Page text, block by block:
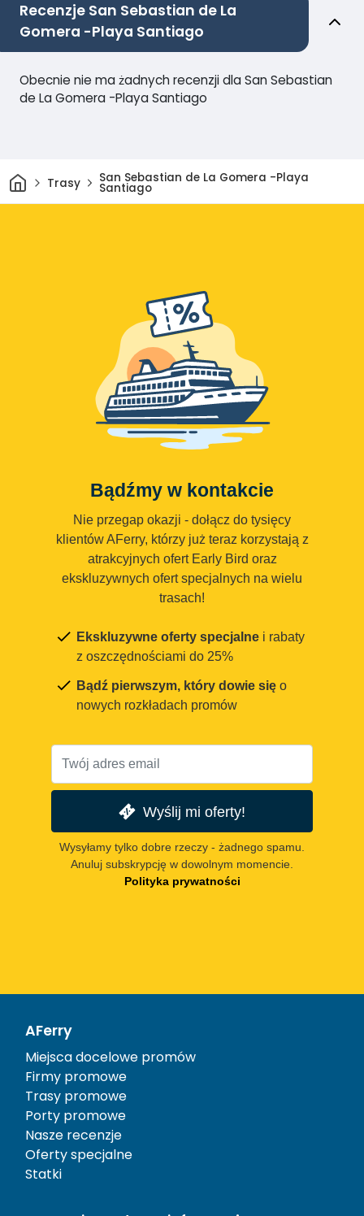
Recenzje San Sebastian de La
Gomera -Playa Santiago
Obecnie nie ma żadnych recenzji dla San Sebastian
de La Gomera -Playa Santiago
DomTrasy San Sebastian de La Gomera -Playa
Santiago
Bądźmy w kontakcie
Nie przegap okazji - dołącz do tysięcy
klientów AFerry, którzy już teraz korzystają z
atrakcyjnych ofert Early Bird oraz
ekskluzywnych ofert specjalnych na wielu
trasach!
Ekskluzywne oferty specjalne i rabaty
z oszczędnościami do 25%
Bądź pierwszym, który dowie się o
nowych rozkładach promów
Wyślij mi oferty!
Wysyłamy tylko dobre rzeczy - żadnego spamu.
Anuluj subskrypcję w dowolnym momencie.
Polityka prywatności
AFerry
Miejsca docelowe promów
Firmy promowe
Trasy promowe
Porty promowe
Nasze recenzje
Oferty specjalne
Statki